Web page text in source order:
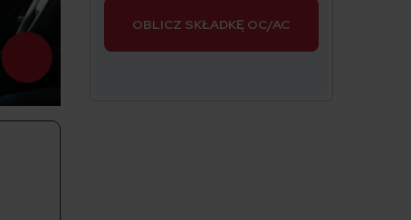
OBLICZ SKŁADKĘ OC/AC